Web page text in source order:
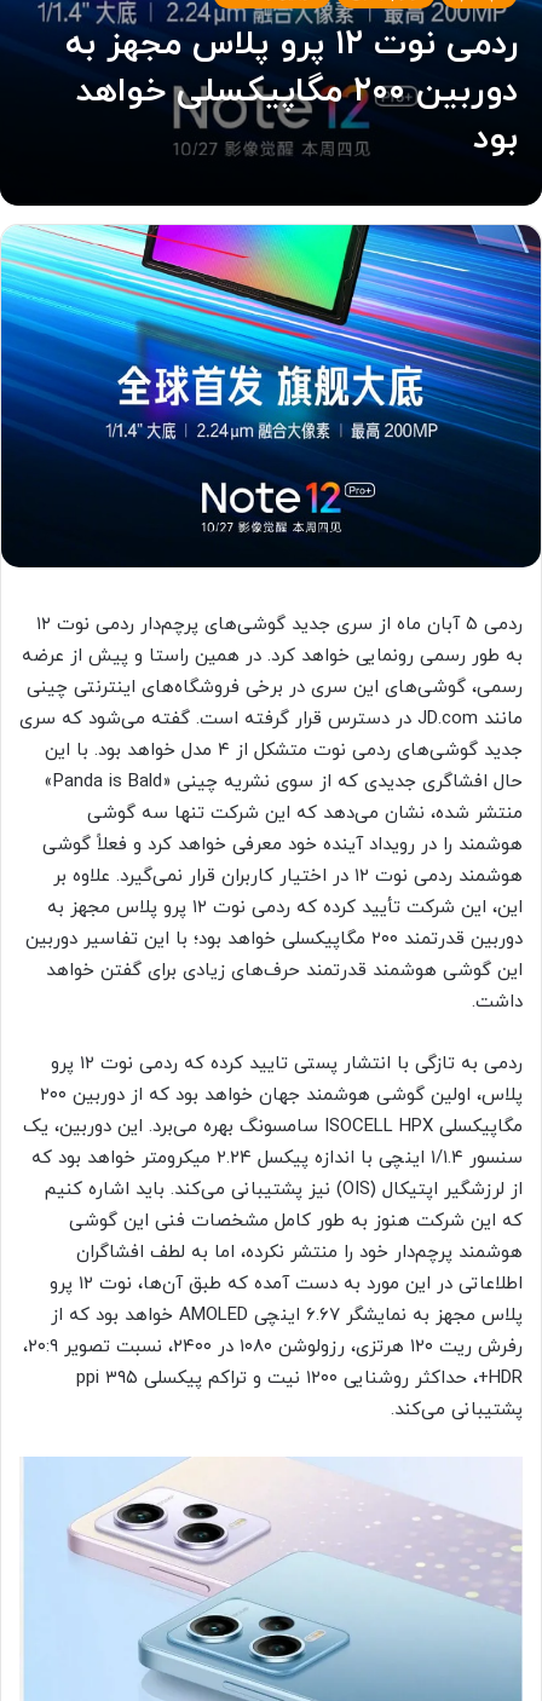
ردمی نوت ۱۲ پرو پلاس مجهز به
دوربین ۲۰۰ مگاپیکسلی خواهد
بود
ردمی ۵ آبان ماه از سری جدید گوشی‌های پرچم‌دار ردمی نوت ۱۲
به طور رسمی رونمایی خواهد کرد. در همین راستا و پیش از عرضه
رسمی، گوشی‌های این سری در برخی فروشگاه‌های اینترنتی چینی
مانند JD.com در دسترس قرار گرفته است. گفته می‌شود که سری
جدید گوشی‌های ردمی نوت متشکل از ۴ مدل خواهد بود. با این
حال افشاگری جدیدی که از سوی نشریه چینی «Panda is Bald»
منتشر شده، نشان می‌دهد که این شرکت تنها سه گوشی
هوشمند را در رویداد آینده خود معرفی خواهد کرد و فعلاً گوشی
هوشمند ردمی نوت ۱۲ در اختیار کاربران قرار نمی‌گیرد. علاوه بر
این، این شرکت تأیید کرده که ردمی نوت ۱۲ پرو پلاس مجهز به
دوربین قدرتمند ۲۰۰ مگاپیکسلی خواهد بود؛ با این تفاسیر دوربین
این گوشی هوشمند قدرتمند حرف‌های زیادی برای گفتن خواهد
داشت.
ردمی به تازگی با انتشار پستی تایید کرده که ردمی نوت ۱۲ پرو
پلاس، اولین گوشی هوشمند جهان خواهد بود که از دوربین ۲۰۰
مگاپیکسلی ISOCELL HPX سامسونگ بهره می‌برد. این دوربین، یک
سنسور ۱/۱.۴ اینچی با اندازه پیکسل ۲.۲۴ میکرومتر خواهد بود که
از لرزشگیر اپتیکال (OIS) نیز پشتیبانی می‌کند. باید اشاره کنیم
که این شرکت هنوز به طور کامل مشخصات فنی این گوشی
هوشمند پرچم‌دار خود را منتشر نکرده، اما به لطف افشاگران
اطلاعاتی در این مورد به دست آمده که طبق آن‌ها، نوت ۱۲ پرو
پلاس مجهز به نمایشگر ۶.۶۷ اینچی AMOLED خواهد بود که از
رفرش ریت ۱۲۰ هرتزی، رزولوشن ۱۰۸۰ در ۲۴۰۰، نسبت تصویر ۲۰:۹،
HDR+، حداکثر روشنایی ۱۲۰۰ نیت و تراکم پیکسلی ۳۹۵ ppi
پشتیبانی می‌کند.